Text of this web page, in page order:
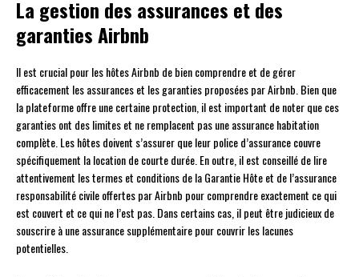
La gestion des assurances et des
garanties Airbnb
Il est crucial pour les hôtes Airbnb de bien comprendre et de gérer
efficacement les assurances et les garanties proposées par Airbnb. Bien que
la plateforme offre une certaine protection, il est important de noter que ces
garanties ont des limites et ne remplacent pas une assurance habitation
complète. Les hôtes doivent s’assurer que leur police d’assurance couvre
spécifiquement la location de courte durée. En outre, il est conseillé de lire
attentivement les termes et conditions de la Garantie Hôte et de l’assurance
responsabilité civile offertes par Airbnb pour comprendre exactement ce qui
est couvert et ce qui ne l’est pas. Dans certains cas, il peut être judicieux de
souscrire à une assurance supplémentaire pour couvrir les lacunes
potentielles.